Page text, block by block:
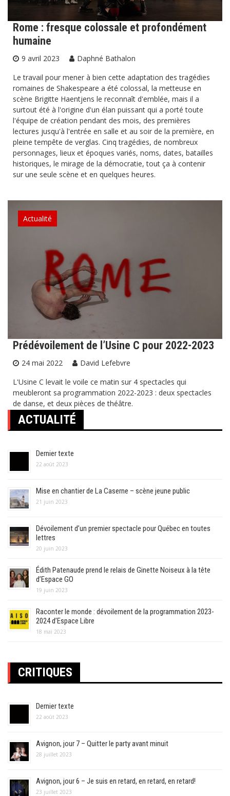
Rome : fresque colossale et profondément
humaine
9 avril 2023
Daphné Bathalon
Le travail pour mener à bien cette adaptation des tragédies
romaines de Shakespeare a été colossal, la metteuse en
scène Brigitte Haentjens le reconnaît d'emblée, mais il a
surtout été à l'origine d'un élan puissant qui a porté toute
l'équipe de création pendant des mois, des premières
lectures jusqu'à l'entrée en salle et au soir de la première, en
pleine tempête de verglas. Cinq tragédies, de nombreux
personnages, lieux et époques variés, noms, dates, batailles
historiques, le mirage de la démocratie, tout ça à contenir
sur une seule scène et en quelques heures.
Actualité
Prédévoilement de l’Usine C pour 2022-2023
24 mai 2022
David Lefebvre
L'Usine C levait le voile ce matin sur 4 spectacles qui
meubleront sa programmation 2022-2023 : deux spectacles
de danse, et deux pièces de théâtre.
ACTUALITÉ
Dernier texte
22 août 2023
Mise en chantier de La Caserne – scène jeune public
21 juin 2023
Dévoilement d’un premier spectacle pour Québec en toutes
lettres
20 juin 2023
Édith Patenaude prend le relais de Ginette Noiseux à la tête
d’Espace GO
19 juin 2023
Raconter le monde : dévoilement de la programmation 2023-
2024 d’Espace Libre
18 mai 2023
CRITIQUES
Dernier texte
22 août 2023
Avignon, jour 7 – Quitter le party avant minuit
28 juillet 2023
Avignon, jour 6 – Je suis en retard, en retard, en retard!
23 juillet 2023